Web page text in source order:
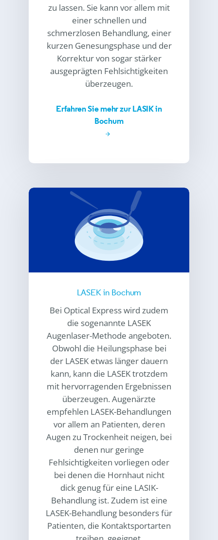
zu lassen. Sie kann vor allem mit
einer schnellen und
schmerzlosen Behandlung, einer
kurzen Genesungsphase und der
Korrektur von sogar stärker
ausgeprägten Fehlsichtigkeiten
überzeugen.
Erfahren Sie mehr zur LASIK in
Bochum
LASEK in Bochum
Bei Optical Expresswird zudem
die sogenannte LASEK
Augenlaser-Methode angeboten.
Obwohl die Heilungsphase bei
der LASEK etwas länger dauern
kann, kann die LASEK trotzdem
mit hervorragenden Ergebnissen
überzeugen. Augenärzte
empfehlen LASEK-Behandlungen
vor allem an Patienten, deren
Augen zu Trockenheit neigen, bei
denen nur geringe
Fehlsichtigkeiten vorliegen oder
bei denen die Hornhaut nicht
dick genug für eine LASIK-
Behandlung ist. Zudem ist eine
LASEK-Behandlung besonders für
Patienten, die Kontaktsportarten